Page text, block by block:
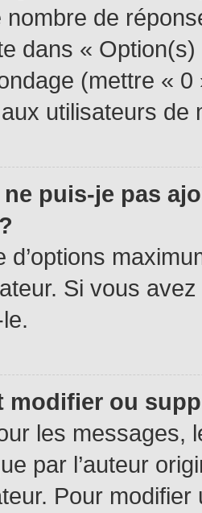
nombre de
dans «
(mettre «
utilisateurs de
puis-je pas
d’options
Si vous
modifier ou
les messages,
par l’auteur
Pour